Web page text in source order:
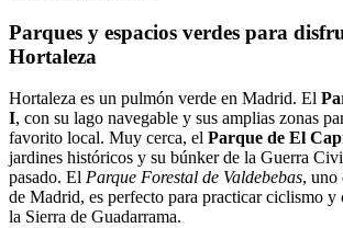
Parques y espacios verdes para
Hortaleza
Hortaleza es un pulmón verde en Madrid. El
I, con su lago navegable y sus amplias zonas
favorito local. Muy cerca, el Parque de El
jardines históricos y su búnker de la Guerra
pasado. El Parque Forestal de Valdebebas, uno
de Madrid, es perfecto para practicar ciclismo y
la Sierra de Guadarrama.